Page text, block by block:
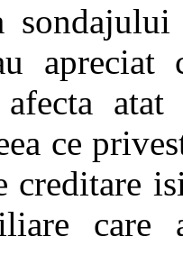
apreciat
atat
ce
creditare
care